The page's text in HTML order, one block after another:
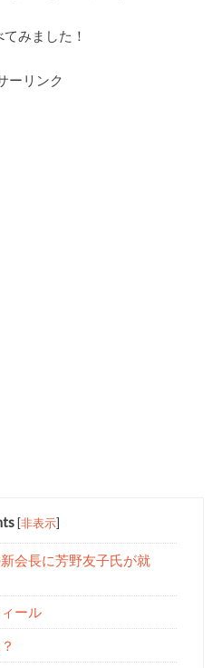
みました！
ーリンク
[非表示]
会長に芳野友子氏が就
ール